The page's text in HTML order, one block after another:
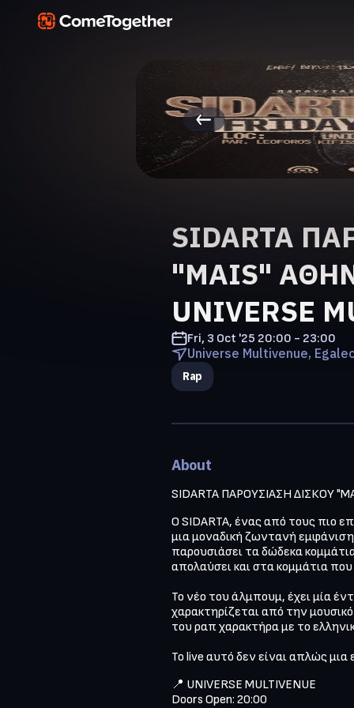
SIDARTA
"MAIS"
UNIVERSE
Fri, 3 Oct '25 20:00 - 23:00
Universe Multivenue,
Rap
About
SIDARTA ΠΑΡΟΥΣΙΑΣΗ ΔΙΣΚΟΥ
Ο SIDARTA, ένας από τους πιο
μια μοναδική ζωντανή
παρουσιάσει τα δώδεκα
απολαύσει και στα κομμάτια που
Το νέο του άλμπουμ, έχει μία
χαρακτηρίζεται από την
του ραπ χαρακτήρα με το
Το live αυτό δεν είναι απλώς
📍 UNIVERSE MULTIVENUE
Doors Open: 20:00